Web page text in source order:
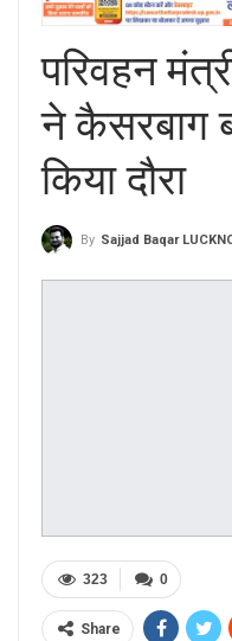
परिवहन
ने कैसरबाग
किया दौरा
By Sajjad Baqar
0
323
Share